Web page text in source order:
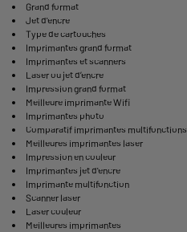
Grand format
Jet d'encre
Type de cartouches
Imprimantes grand format
Imprimantes et scanners
Laser ou jet d’encre
Impression grand format
Meilleure imprimante Wifi
Imprimantes photo
Comparatif imprimantes multifonctions
Meilleures imprimantes laser
Impression en couleur
Imprimantes jet d'encre
Imprimante multifonction
Scanner laser
Laser couleur
Meilleures imprimantes